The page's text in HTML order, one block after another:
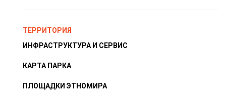
ТЕРРИТОРИЯ
ИНФРАСТРУКТУРА И СЕРВИС
КАРТА ПАРКА
ПЛОЩАДКИ ЭТНОМИРА